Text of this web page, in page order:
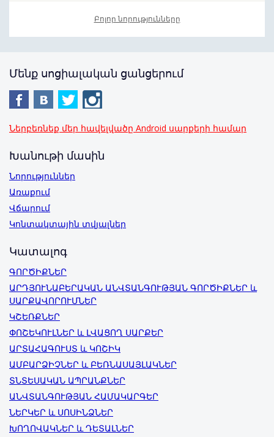
յուրաքանչյուր ապրանքատեսականի : Մեր թիմը
սիրով պատրաստ է
անվճար արագ
գնովմատակարարել ձեր նախընտրած
Բոլոր նորությունները
Մենք սոցիալական ցանցերում
Ներբեռնեք մեր հավելվածը Android սարքերի համար
Խանութի մասին
Նորություններ
Առաքում
Վճարում
Կոնտակտային տվյալներ
Կատալոգ
ԳՈՐԾԻՔՆԵՐ
ԱՐԴՅՈՒՆԱԲԵՐԱԿԱՆ ԱՆՎՏԱՆԳՈՒԹՅԱՆ ԳՈՐԾԻՔՆԵՐ և
ՍԱՐՔԱՎՈՐՈՒՄՆԵՐ
ԿՇԵՌՔՆԵՐ
ՓՈՇԵԿՈՒԼՆԵՐ և ԼՎԱՑՈՂ ՍԱՐՔԵՐ
ԱՐՏԱՀԱԳՈՒՍՏ և ԿՈՇԻԿ
ԱՄԲԱՐՁԻՉՆԵՐ և ԲԵՌՆԱՍԱՅԼԱԿՆԵՐ
ՏՆՏԵՍԱԿԱՆ ԱՊՐԱՆՔՆԵՐ
ԱՆՎՏԱՆԳՈՒԹՅԱՆ ՀԱՄԱԿԱՐԳԵՐ
ՆԵՐԿԵՐ և ՍՈՍԻՆՁՆԵՐ
ԽՈՂՈՎԱԿՆԵՐ և ԴԵՏԱԼՆԵՐ